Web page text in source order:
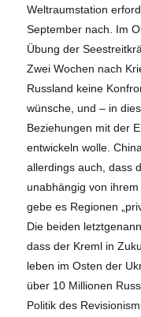
Weltraumstation
September nach. Im
Übung der
Zwei Wochen nach
Russland keine
wünsche, und – in
Beziehungen mit der
entwickeln wolle.
allerdings auch, dass
unabhängig von
gebe es Regionen
Die beiden
dass der Kreml in
leben im Osten der
über 10 Millionen
Politik des